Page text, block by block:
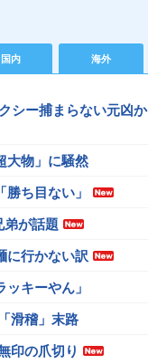
国内 海外
シー捕まらない元凶か
大物」に騒然
ち目ない」
弟が話題
に行かない訳
キーやん」
滑稽」末路
印の爪切り